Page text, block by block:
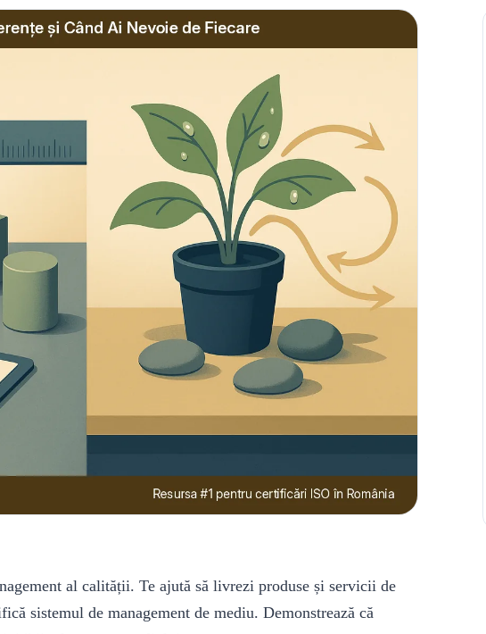
al calității. Te ajută să livrezi produse și servicii de
sistemul de management de mediu. Demonstrează că